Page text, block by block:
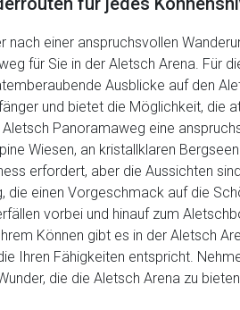
nach einer anspruchsvollen
für Sie in der Aletsch Arena. Für
Ausblicke auf den
und bietet die Möglichkeit, die
Panoramaweg eine
Wiesen, an kristallklaren
erfordert, aber die Aussichten
die einen Vorgeschmack auf die
vorbei und hinauf zum
Können gibt es in der Aletsch
Ihren Fähigkeiten entspricht.
die die Aletsch Arena zu